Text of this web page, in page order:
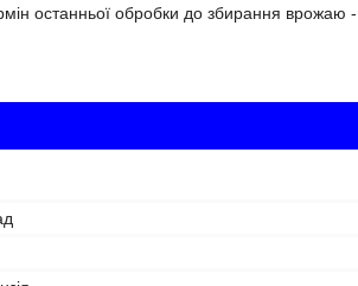
останньої обробки до збирання врожаю -